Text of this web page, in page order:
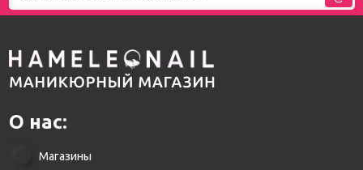
О нас:
Магазины